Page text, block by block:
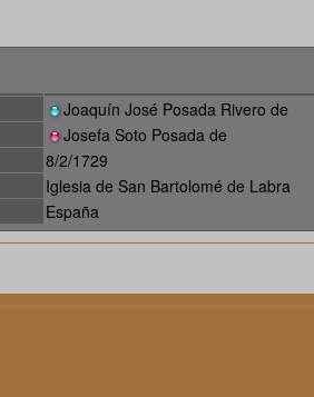
Joaquín José Posada Rivero de
Josefa Soto Posada de
8/2/1729
Iglesia de San Bartolomé de Labra
España